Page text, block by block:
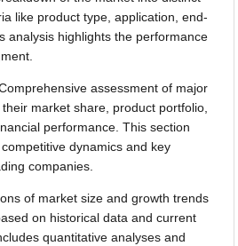
like product type, application, end-
analysis highlights the performance
assessment of major
market share, product portfolio,
performance. This section
dynamics and key
companies.
of market size and growth trends
on historical data and current
quantitative analyses and